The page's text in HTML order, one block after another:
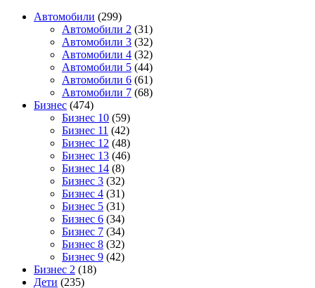
Автомобили (299)
Автомобили 2 (31)
Автомобили 3 (32)
Автомобили 4 (32)
Автомобили 5 (44)
Автомобили 6 (61)
Автомобили 7 (68)
Бизнес (474)
Бизнес 10 (59)
Бизнес 11 (42)
Бизнес 12 (48)
Бизнес 13 (46)
Бизнес 14 (8)
Бизнес 3 (32)
Бизнес 4 (31)
Бизнес 5 (31)
Бизнес 6 (34)
Бизнес 7 (34)
Бизнес 8 (32)
Бизнес 9 (42)
Бизнес 2 (18)
Дети (235)